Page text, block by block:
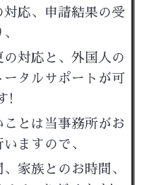
応、申請結果の受
対応と、外国人の
ータルサポートが可
!
とは当事務所がお
ますので、
家族とのお時間、